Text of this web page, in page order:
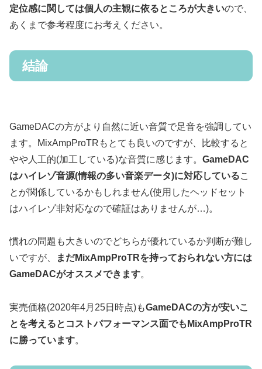
定位感に関しては個人の主観に依るところが大きいので、
あくまで参考程度にお考えください。
結論
GameDACの方がより自然に近い音質で足音を強調してい
ます。MixAmpProTRもとても良いのですが、比較すると
やや人工的(加工している)な音質に感じます。 GameDAC
はハイレゾ音源(情報の多い音楽データ)に対応しているこ
とが関係しているかもしれません(使用したヘッドセット
はハイレゾ非対応なので確証はありませんが…)。
慣れの問題も大きいのでどちらが優れているか判断が難し
いですが、
まだMixAmpProTRを持っておられない方には
GameDACがオススメできます。
実売価格(2020年4月25日時点)もGameDACの方が安いこ
とを考えるとコストパフォーマンス面でもMixAmpProTR
に勝っています。